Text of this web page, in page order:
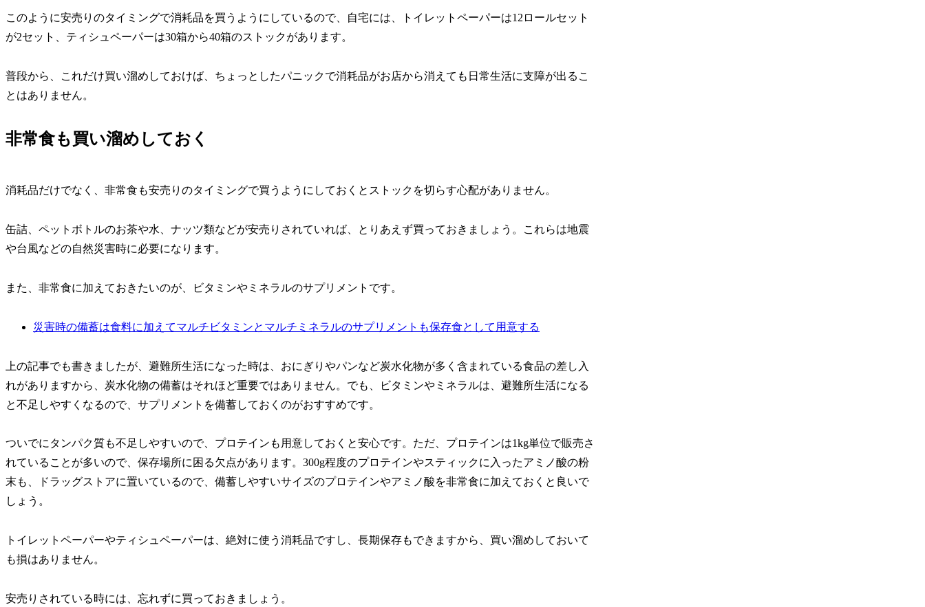
このように安売りのタイミングで消耗品を買うようにしているので、自宅には、トイレットペーパーは12ロールセット
が2セット、ティシュペーパーは30箱から40箱のストックがあります。
普段から、これだけ買い溜めしておけば、ちょっとしたパニックで消耗品がお店から消えても日常生活に支障が出るこ
とはありません。
非常食も買い溜めしておく
消耗品だけでなく、非常食も安売りのタイミングで買うようにしておくとストックを切らす心配がありません。
缶詰、ペットボトルのお茶や水、ナッツ類などが安売りされていれば、とりあえず買っておきましょう。これらは地震
や台風などの自然災害時に必要になります。
また、非常食に加えておきたいのが、ビタミンやミネラルのサプリメントです。
災害時の備蓄は食料に加えてマルチビタミンとマルチミネラルのサプリメントも保存食として用意する
上の記事でも書きましたが、避難所生活になった時は、おにぎりやパンなど炭水化物が多く含まれている食品の差し入
れがありますから、炭水化物の備蓄はそれほど重要ではありません。でも、ビタミンやミネラルは、避難所生活になる
と不足しやすくなるので、サプリメントを備蓄しておくのがおすすめです。
ついでにタンパク質も不足しやすいので、プロテインも用意しておくと安心です。ただ、プロテインは1kg単位で販売さ
れていることが多いので、保存場所に困る欠点があります。300g程度のプロテインやスティックに入ったアミノ酸の粉
末も、ドラッグストアに置いているので、備蓄しやすいサイズのプロテインやアミノ酸を非常食に加えておくと良いで
しょう。
トイレットペーパーやティシュペーパーは、絶対に使う消耗品ですし、長期保存もできますから、買い溜めしておいて
も損はありません。
安売りされている時には、忘れずに買っておきましょう。